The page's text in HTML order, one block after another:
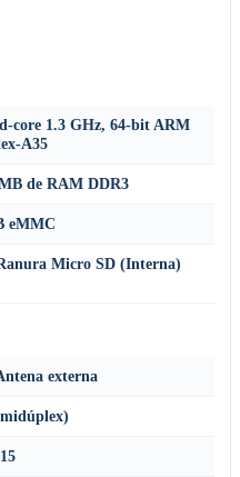
core 1.3 GHz, 64-bit ARM
A35
de RAM DDR3
eMMC
Micro SD (Interna)
externa